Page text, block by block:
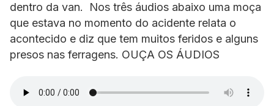
dentro da van. Nos três áudios abaixo uma moça
que estava no momento do acidente relata o
acontecido e diz que tem muitos feridos e alguns
presos nas ferragens. OUÇA OS ÁUDIOS